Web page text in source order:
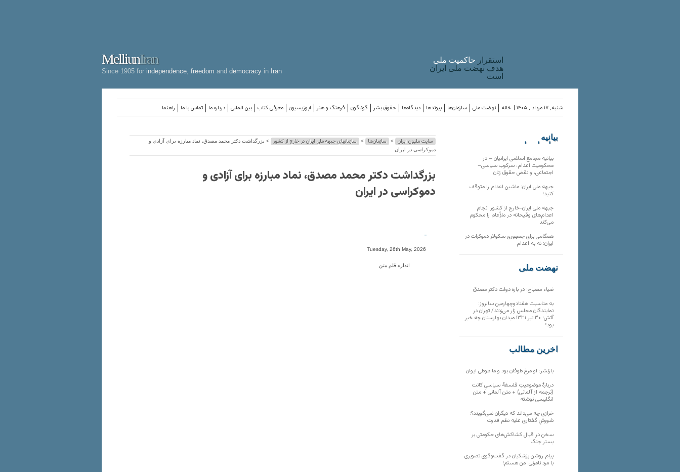
MelliunIran
Since 1905 for independence freedom and democracy in Iran
استقرار حاکميت ملی
هدف نهضت ملی ایران
است
راهنما تماس با ما درباره ما بین المللی معرفی کتاب اپوزیسیون فرهنگ و هنر گوناگون حقوق بشر دیدگاه‌ها پیوندها سازمان‌ها نهضت ملی خانه شنبه, ۱۷ مرداد , ۱۴۰۵ |
سایت ملیون ایران > سازمان‌ها > سازمانهای جبهه ملی ایران در خارج از کشور
> بزرگداشت دکتر محمد مصدق، نماد مبارزه برای آزادی و
دموکراسی در ایران
بزرگداشت دکتر محمد مصدق، نماد مبارزه برای آزادی و
دموکراسی در ایران
-
Tuesday, 26th May, 2026
اندازه قلم متن
بیانیه
سازمان‌های
بیانیه مجامع اسلامی ایرانیان – در
محکومیت اعدام، سرکوب سیاسی–
اجتماعی، و نقض حقوق زنان
جبهه ملی ایران: ماشین اعدام را متوقف
کنید!
جبهه ملی ایران-خارج از کشور انجام
اعدام‌های وقیحانه در ملأِعام را محکوم
می‌کند
همگامی برای جمهوری سکولار دموکرات در
ایران: نه به اعدام
نهضت ملی
ضیاء مصباح: در باره دولت دکتر مصدق
به مناسبت هفتادوچهارمین سالروز:
نمایندگان مجلس زار می‌زدند/ تهران در
آتش؛ ۳۰ تیر ۱۳۳۱ میدان بهارستان چه خبر
بود؟
آخرین مطالب
بازنشر: او مرغ طوفان بود و ما طوطی ایوان
دربارهٔ موضوعیتِ فلسفهٔ سیاسیِ کانت
(ترجمه از آلمانی) + متن آلمانی + متن
انگلیسی نوشته
خرازی چه می‌داند که دیگران نمی‌گویند؟؛
شورشِ گفتاری علیه نظم قدرت
سخن در قبال کشاکش‌های حکومتی بر
بستر جنگ
پیام روشن پزشکیان در گفت‌و‌گوی تصویری
با مرد نامرئی: من هستم!